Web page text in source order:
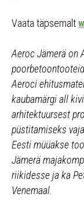
Vaata täpsemalt
Aeroc Jämerä on
Aeroci
kaubamärgi all
arhitektuursest
püstitamiseks
Eesti müüakse
Jämerä
riikidesse ja ka
Venemaal.